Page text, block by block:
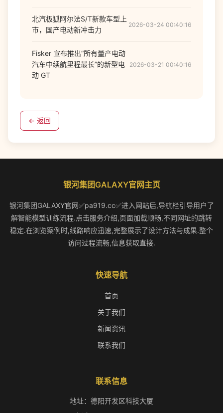
北汽极狐阿尔法S/T新款车型上
市，国产电动新冲击力
2026-03-24 00:40:16
Fisker 宣布推出“所有量产电动
汽车中续航里程最长”的新型电
动 GT
2026-03-21 00:40:16
← 返回
银河集团GALAXY官网主页
银河集团GALAXY官网✅pa919.cc✅进入网站后,导航栏引导用户了
解智能模型训练流程.点击服务介绍,页面加载顺畅,不同网址的跳转
稳定.在浏览案例时,线路响应迅速,完整展示了设计方法与成果.整个
访问过程流畅,信息获取直接.
快速导航
首页
关于我们
新闻资讯
联系我们
联系信息
地址：德阳开发区科技大厦